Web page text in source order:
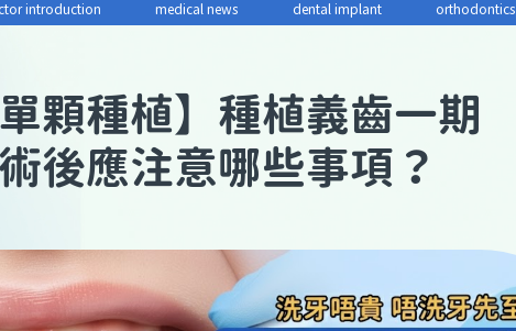
introduction medical news dental implant orthodontics
單顆種植】種植義齒一期
後應注意哪些事項？